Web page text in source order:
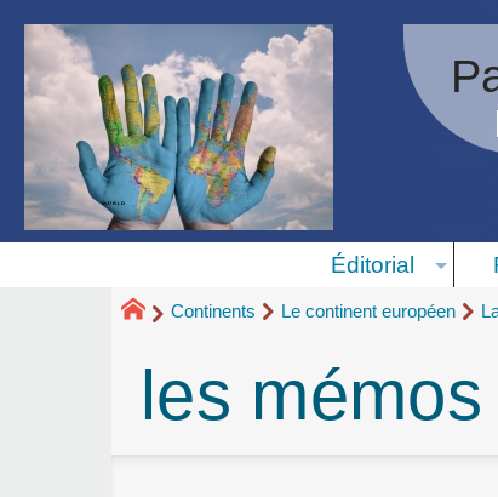
Éditorial
Continents Le continent européen
les